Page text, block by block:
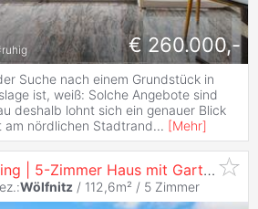
ruhig € 260.000,-
Suche nach einem Grundstück in
ist, weiß: Solche Angebote sind
deshalb lohnt sich ein genauer Blick
am nördlichen Stadtrand... [Mehr]
Sunny Westside Living | 5-Zimmer Haus mit Garten & Traum Dachterrasse
Wölfnitz / 112,6m² / 5 Zimmer